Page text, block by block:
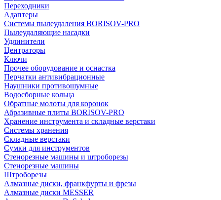
Переходники
Адаптеры
Системы пылеудаления BORISOV-PRO
Пылеудаляющие насадки
Удлинители
Центраторы
Ключи
Прочее оборудование и оснастка
Перчатки антивибрационные
Наушники противошумные
Водосборные кольца
Обратные молоты для коронок
Абразивные плиты BORISOV-PRO
Хранение инструмента и складные верстаки
Системы хранения
Складные верстаки
Сумки для инструментов
Стенорезные машины и штроборезы
Стенорезные машины
Штроборезы
Алмазные диски, франкфурты и фрезы
Алмазные диски MESSER